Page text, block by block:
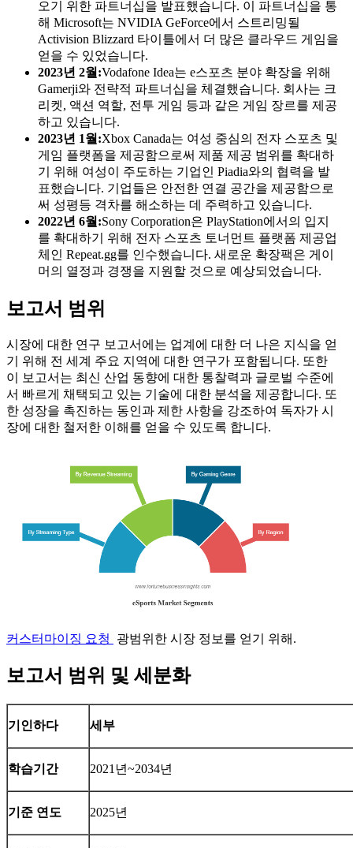
오기 위한 파트너십을 발표했습니다. 이 파트너십을 통
해 Microsoft는 NVIDIA GeForce에서 스트리밍될
Activision Blizzard 타이틀에서 더 많은 클라우드 게임을
얻을 수 있었습니다.
2023년 2월:Vodafone Idea는 e스포츠 분야 확장을 위해
Gamerji와 전략적 파트너십을 체결했습니다. 회사는 크
리켓, 액션 역할, 전투 게임 등과 같은 게임 장르를 제공
하고 있습니다.
2023년 1월:Xbox Canada는 여성 중심의 전자 스포츠 및
게임 플랫폼을 제공함으로써 제품 제공 범위를 확대하
기 위해 여성이 주도하는 기업인 Piadia와의 협력을 발
표했습니다. 기업들은 안전한 연결 공간을 제공함으로
써 성평등 격차를 해소하는 데 주력하고 있습니다.
2022년 6월:Sony Corporation은 PlayStation에서의 입지
를 확대하기 위해 전자 스포츠 토너먼트 플랫폼 제공업
체인 Repeat.gg를 인수했습니다. 새로운 확장팩은 게이
머의 열정과 경쟁을 지원할 것으로 예상되었습니다.
보고서 범위
시장에 대한 연구 보고서에는 업계에 대한 더 나은 지식을 얻
기 위해 전 세계 주요 지역에 대한 연구가 포함됩니다. 또한
이 보고서는 최신 산업 동향에 대한 통찰력과 글로벌 수준에
서 빠르게 채택되고 있는 기술에 대한 분석을 제공합니다. 또
한 성장을 촉진하는 동인과 제한 사항을 강조하여 독자가 시
장에 대한 철저한 이해를 얻을 수 있도록 합니다.
커스터마이징 요청 광범위한 시장 정보를 얻기 위해.
보고서 범위 및 세분화
기인하다 세부
학습기간 2021년~2034년
기준 연도 2025년